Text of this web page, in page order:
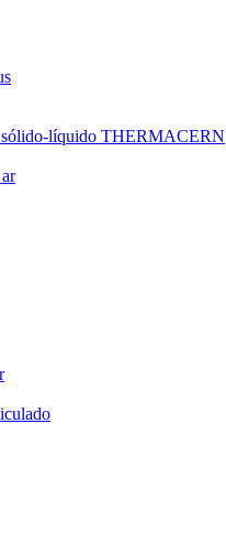
sólido-líquido THERMACERN